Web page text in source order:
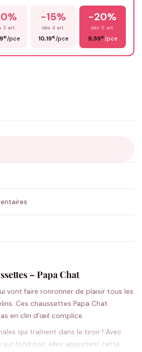
MA DEMANDE ✨
en France✅ Validation avant fabrication
3 art.
€/pce
-15%
dès 4 art.
10,19€/pce
-20%
dès 5 art.
9,59€/pce
– Papa Chat
vont faire ronronner de plaisir tous les
Ces chaussettes Papa Chat
en clin d’œil complice.
qui traînent dans le tiroir ! Avec
sur fond noir, elles apportent cette